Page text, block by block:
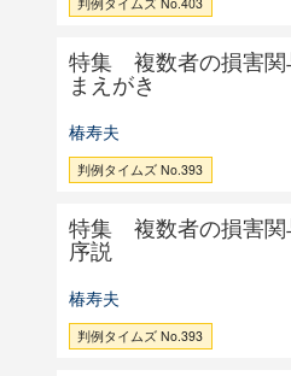
特集 複数者の損害関
まえがき
椿寿夫
判例タイムズ No.393
特集 複数者の損害関
序説
椿寿夫
判例タイムズ No.393